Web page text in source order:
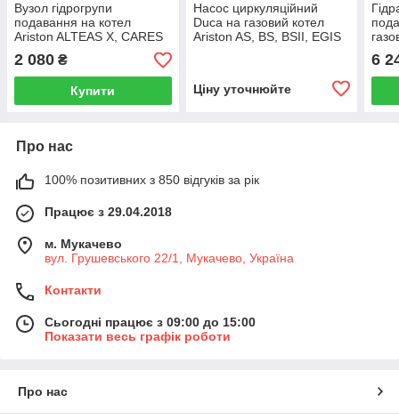
Вузол гідрогрупи
подавання на котел
Ariston ALTEAS X, CARES
X, CLAS X, GENUS X, HS
65114934
2 080 ₴
Купити
Насос циркуляційний
Duca на газовий котел
Ariston AS, BS, BSII, EGIS
Ціну уточнюйте
6
Про нас
100% позитивних з 850 відгуків за рік
Працює з 29.04.2018
м. Мукачево
вул. Грушевського 22/1, Мукачево, Україна
Контакти
Сьогодні працює з 09:00 до 15:00
Показати весь графік роботи
Про нас